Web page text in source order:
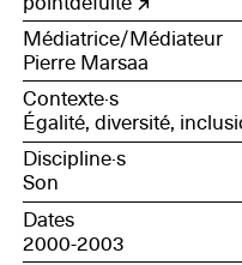
Médiatrice/Médiateur
Pierre Marsaa
Contexte·s
Égalité, diversité,
Discipline·s
Son
Dates
2000-2003